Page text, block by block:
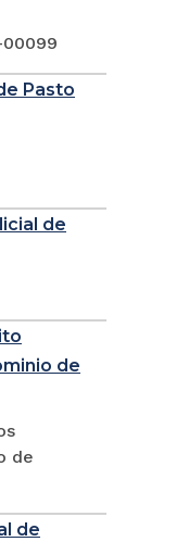
00099
Pasto
de
de
de
de